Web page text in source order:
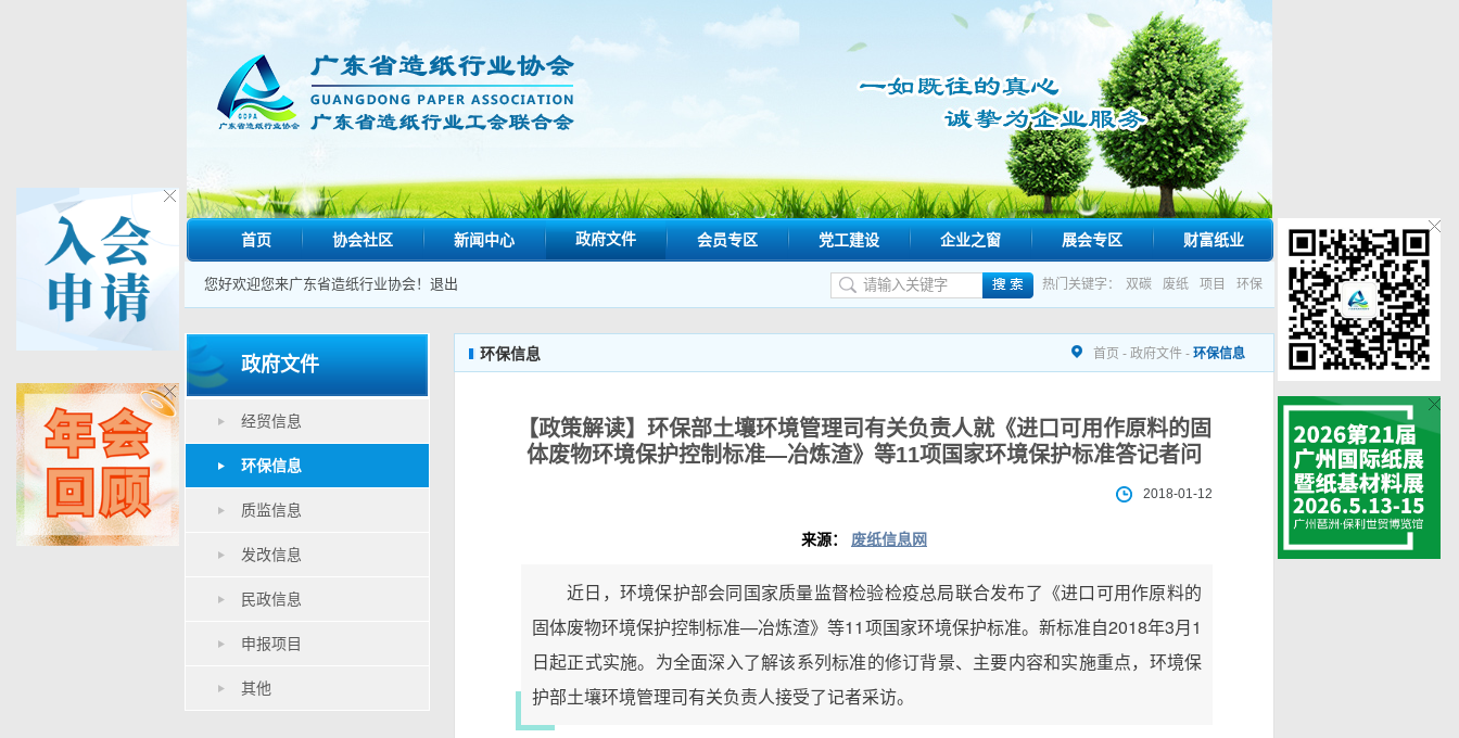
首页 协会社区 新闻中心 政府文件 会员专区 党工建设 企业之窗 展会专区 财富纸业
您好欢迎您来广东省造纸行业协会！ 退出 热门关键字： 双碳 废纸 项目 环保
政府文件
经贸信息
环保信息
质监信息
发改信息
民政信息
申报项目
其他
环保信息 首页 - 政府文件 - 环保信息
【政策解读】环保部土壤环境管理司有关负责人就《进口可用作原料的固
体废物环境保护控制标准—冶炼渣》等11项国家环境保护标准答记者问
2018-01-12
来源： 废纸信息网
近日，环境保护部会同国家质量监督检验检疫总局联合发布了《进口可用作原料的
固体废物环境保护控制标准—冶炼渣》等11项国家环境保护标准。新标准自2018年3月1
日起正式实施。为全面深入了解该系列标准的修订背景、主要内容和实施重点，环境保
护部土壤环境管理司有关负责人接受了记者采访。